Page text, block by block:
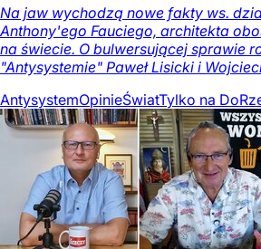
Na jaw wychodzą nowe fakty ws.
Anthony'ego Fauciego, architekta
na świecie. O bulwersującej sprawie
"Antysystemie" Paweł Lisicki i
AntysystemOpinieŚwiatTylko na